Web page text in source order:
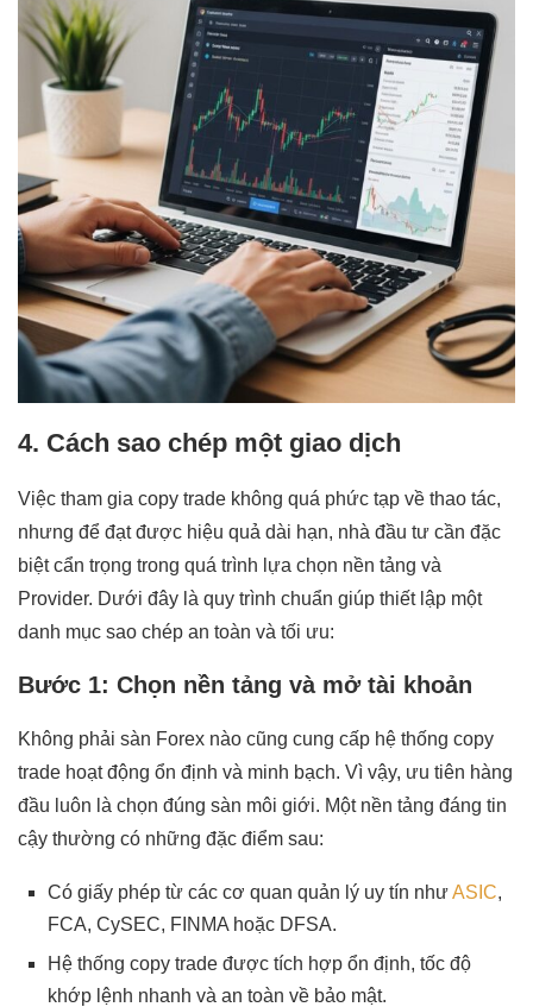
4. Cách sao chép một giao dịch
Việc tham gia copy trade không quá phức tạp về thao tác,
nhưng để đạt được hiệu quả dài hạn, nhà đầu tư cần đặc
biệt cẩn trọng trong quá trình lựa chọn nền tảng và
Provider. Dưới đây là quy trình chuẩn giúp thiết lập một
danh mục sao chép an toàn và tối ưu:
Bước 1: Chọn nền tảng và mở tài khoản
Không phải sàn Forex nào cũng cung cấp hệ thống copy
trade hoạt động ổn định và minh bạch. Vì vậy, ưu tiên hàng
đầu luôn là chọn đúng sàn môi giới. Một nền tảng đáng tin
cậy thường có những đặc điểm sau:
Có giấy phép từ các cơ quan quản lý uy tín nhưASIC,
FCA, CySEC, FINMA hoặc DFSA.
Hệ thống copy trade được tích hợp ổn định, tốc độ
khớp lệnh nhanh và an toàn về bảo mật.